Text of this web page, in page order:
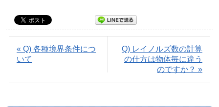
« Q) 各種境界条件につ
いて
Q) レイノルズ数の計算
の仕方は物体毎に違う
のですか？ »